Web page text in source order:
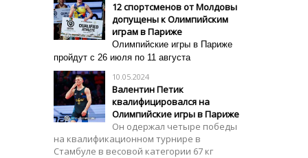
12 спортсменов от Молдовы
допущены к Олимпийским
играм в Париже
Олимпийские игры в Париже
пройдут с 26 июля по 11 августа
10.05.2024
Валентин Петик
квалифицировался на
Олимпийские игры в Париже
Он одержал четыре победы
на квалификационном турнире в
Стамбуле в весовой категории 67 кг